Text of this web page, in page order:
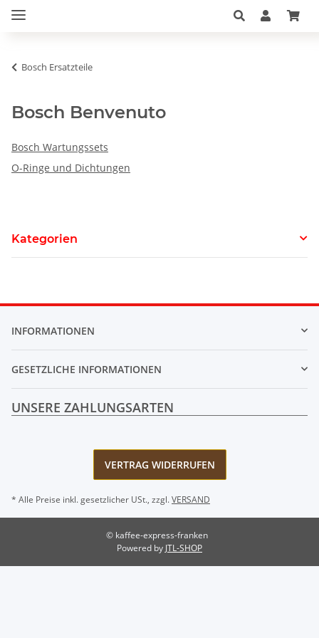
Bosch Ersatzteile
Bosch Benvenuto
Bosch Wartungssets
O-Ringe und Dichtungen
Kategorien
INFORMATIONEN
GESETZLICHE INFORMATIONEN
UNSERE ZAHLUNGSARTEN
VERTRAG WIDERRUFEN
* Alle Preise inkl. gesetzlicher USt., zzgl.VERSAND
© kaffee-express-franken
Powered by JTL-SHOP